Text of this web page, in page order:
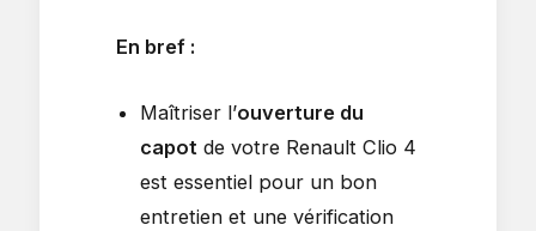
En bref :
Maîtriser l’ouverture du
capot de votre Renault Clio 4
est essentiel pour un bon
entretien et une vérification